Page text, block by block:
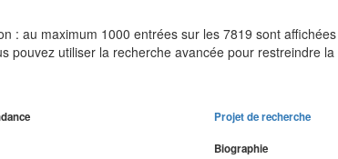
: au maximum 1000 entrées sur les 7819 sont
pouvez utiliser la recherche avancée pour restreindre la
Projet de recherche
Biographie